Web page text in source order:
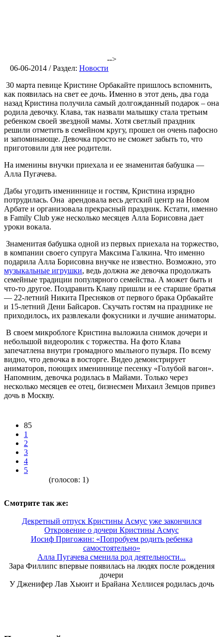
-->
06-06-2014 / Раздел: Новости
30 марта певице Кристине Орбакайте пришлось вспомнить,
как появилась на свет ее дочь. Именно в этот день, два года
назад Кристина получила самый долгожданный подарок – она
родила девочку. Клава, так назвали малышку стала третьим
ребенком своей звездной мамы. Хотя светлый праздник
решили отметить в семейном кругу, прошел он очень пафосно
и запоминающе. Девочка просто не сможет забыть то, что
приготовили для нее родители.
На именины внучки приехала и ее знаменитая бабушка —
Алла Пугачева.
Дабы угодить имениннице и гостям, Кристина изрядно
потрудилась. Она арендовала весь детский центр на Новом
Арбате и организовала прекрасный праздник. Кстати, именно
в Family Club уже несколько месяцев Алла Борисовна дает
уроки вокала.
Знаменитая бабушка одной из первых приехала на торжество,
в компании своего супруга Максима Галкина. Что именно
подарила Алла Борисовна внучке не известно. Возможно, это
музыкальные игрушки, ведь должна же девочка продолжать
семейные традиции популярного семейства. А может быть и
что-то другое. Поздравить Клаву пришли и ее старшие братья
— 22-летний Никита Пресняков от первого брака Орбакайте
и 15-летний Дени Байсаров. Скучать гостям на празднике не
приходилось, их развлекали фокусники и лучшие аниматоры.
В своем микроблоге Кристина выложила снимок дочери и
небольшой видеоролик с торжества. На фото Клава
запечатлена внутри громадного мыльного пузыря. По всему
видно, что девочка в восторге. Видео демонстрирует
аниматоров, поющих имениннице песенку «Голубой вагон».
Напомним, девочка родилась в Майами. Только через
несколько месяцев ее отец, бизнесмен Михаил Земцов привез
дочь в Москву.
85
1
2
3
4
5
(голосов: 1)
Смотрите так же:
Декретный отпуск Кристины Асмус уже закончился
Откровение о дочери Кристины Асмус
Иосиф Пригожин: «Попробуем родить ребенка
самостоятельно»
Алла Пугачева сменила род деятельности...
Зара Филлипс впервые появилась на людях после рождения
дочери
У Дженифер Лав Хьюит и Брайана Хеллисея родилась дочь